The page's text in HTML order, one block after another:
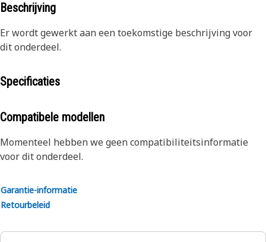
Beschrijving
Er wordt gewerkt aan een toekomstige beschrijving voor
dit onderdeel.
Specificaties
Compatibele modellen
Momenteel hebben we geen compatibiliteitsinformatie
voor dit onderdeel.
Garantie-informatie
Retourbeleid